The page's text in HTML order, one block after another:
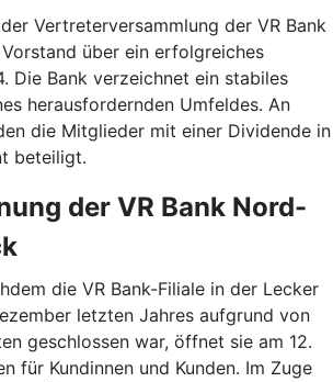
Vertreterversammlung der VR Bank
über ein erfolgreiches
Die Bank verzeichnet ein stabiles
herausfordernden Umfeldes. An
die Mitglieder mit einer Dividende in
beteiligt.
der VR Bank Nord-
die VR Bank-Filiale in der Lecker
letzten Jahres aufgrund von
geschlossen war, öffnet sie am 12.
für Kundinnen und Kunden. Im Zuge